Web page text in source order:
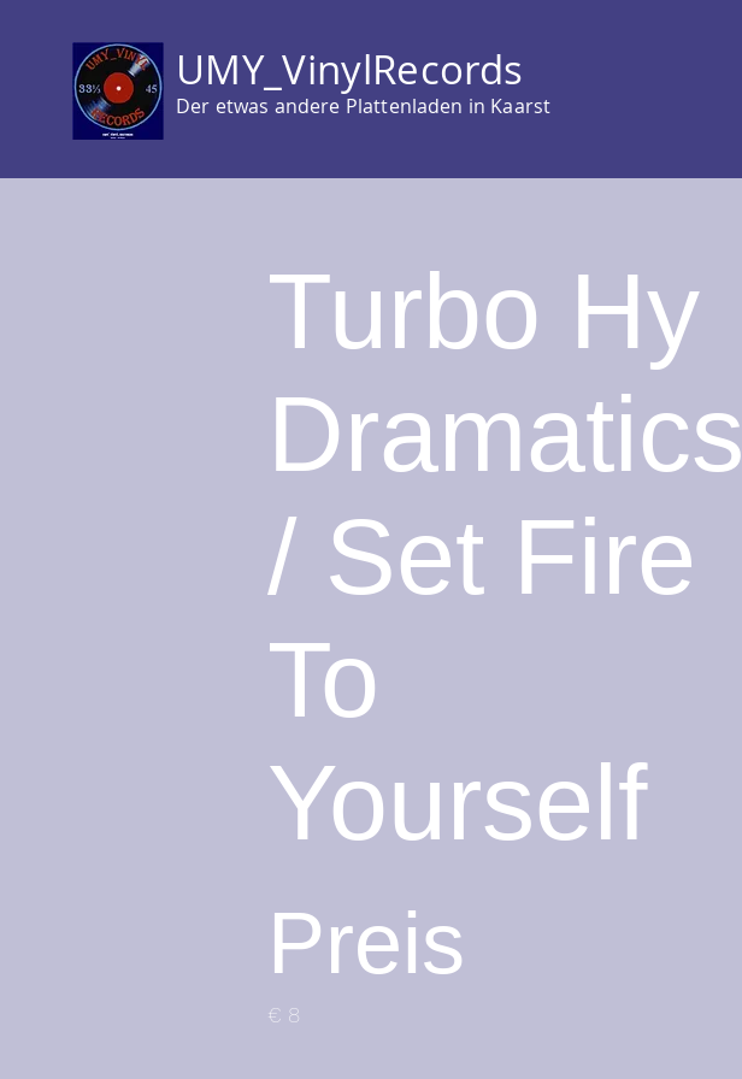
UMY_VinylRecords
Der etwas andere Plattenladen in Kaarst
Turbo Hy
Dramatics
/ Set Fire
To
Yourself
Preis
€ 8